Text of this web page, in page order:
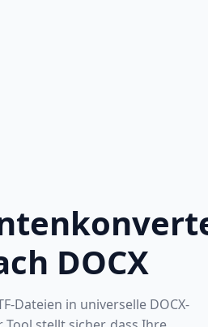
DOCX
Dateien in universelle DOCX-